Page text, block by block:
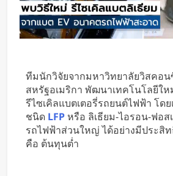
K-18M โดรนรบฝีมื
บินสำเร็จครั้งแรก
แพลตฟอร์มคาร์พูลร
หารค่าน้ำมันและค่า
ทีมนักวิจัยจากมหาวิทยาลัยวิสคอ
สหรัฐอเมริกา พัฒนาเทคโนโลยีใ
รีไซเคิลแบตเตอรี่รถยนต์ไฟฟ้า โด
ชนิด LFPหรือ ลิเธียม-ไอรอน-ฟอ
รถไฟฟ้าส่วนใหญ่ ได้อย่างมีประสิ
คือ ต้นทุนต่ำ